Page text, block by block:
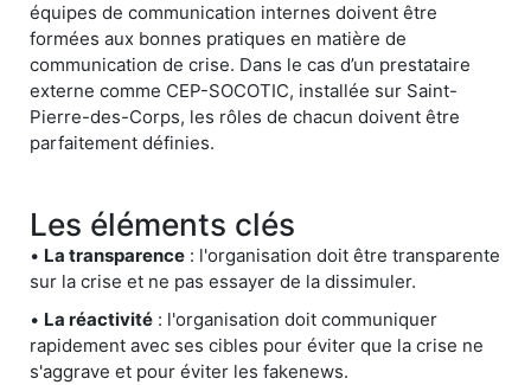
équipes de communication internes doivent être
formées aux bonnes pratiques en matière de
communication de crise. Dans le cas d’un prestataire
externe comme CEP-SOCOTIC, installée sur Saint-
Pierre-des-Corps, les rôles de chacun doivent être
parfaitement définies.
Les éléments clés
• La transparence : l'organisation doit être transparente
sur la crise et ne pas essayer de la dissimuler.
• La réactivité : l'organisation doit communiquer
rapidement avec ses cibles pour éviter que la crise ne
s'aggrave et pour éviter les fakenews.